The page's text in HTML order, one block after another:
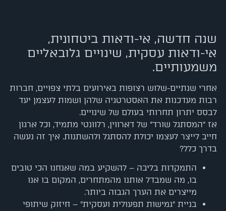
שנה חדשה, אי-ודאות ביטחונית,
אי-ודאות עסקית, שינויים גלובאליים
משמעותיים.
אחרי שנתיים-שלוש רצופות באירועים בלתי צפויים, חברות
רבות מעדכנות את האסטרטגיה שלהן ושמות לעצמן יעד
לבסס יתרון תחרותי בעולם של שינויים.
אז "המסתגל שורד" של דארווין, רלוונטי מתמיד, וכל ארגון
חייב לייצר לעצמו יכולת להסתגל ולהשתנות. איך זה נעשה
בדרך כלל?
התמקדות בליבה – להשקיע במה שאנחנו הכי טובים
בו, מה שמבדל אותנו מהמתחרים, המקום בו אנו
מייצרים את הערך הגבוה ביותר.
בניית "גמישות תפעולית ועסקית" – חיזוק שיתופי